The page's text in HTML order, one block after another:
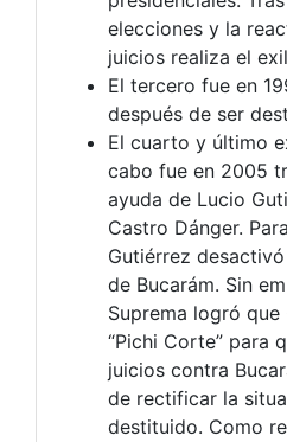
elecciones y la
juicios realiza el
El tercero fue en
después de ser
El cuarto y último
cabo fue en 2005
ayuda de Lucio
Castro Dánger.
Gutiérrez
de Bucarám. Sin
Suprema logró que
“Pichi Corte” para
juicios contra
de rectificar la
destituido. Como